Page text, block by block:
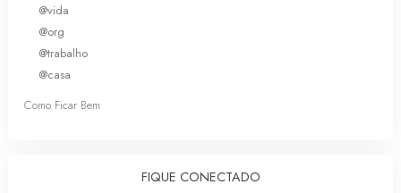
@vida
@org
@trabalho
@casa
Como Ficar Bem
FIQUE CONECTADO